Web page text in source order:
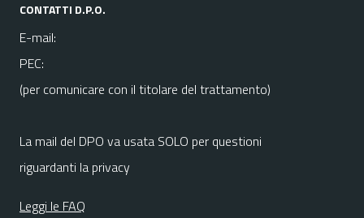
CONTATTI D.P.O.
E-mail:
PEC:
(per comunicare con il titolare del trattamento)
La mail del DPO va usata SOLO per questioni
riguardanti la privacy
Leggi le FAQ